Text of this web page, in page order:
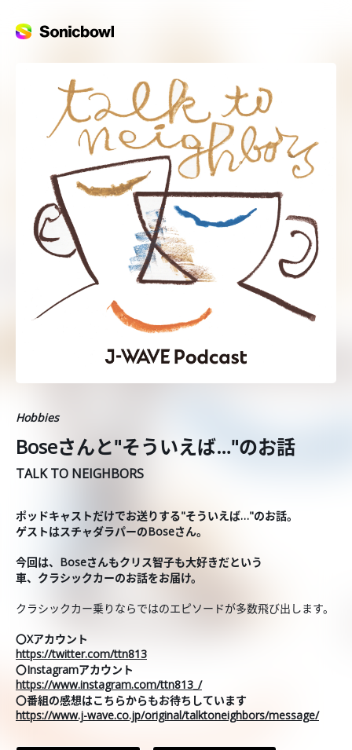
Hobbies
Boseさんと"そういえば…"のお話
TALK TO NEIGHBORS
ポッドキャストだけでお送りする"そういえば…"のお話。
ゲストはスチャダラパーのBoseさん。
今回は、Boseさんもクリス智子も大好きだという
車、クラシックカーのお話をお届け。
クラシックカー乗りならではのエピソードが多数飛び出します。
〇Xアカウント
https://twitter.com/ttn813
〇Instagramアカウント
https://www.instagram.com/ttn813_/
〇番組の感想はこちらからもお待ちしています
https://www.j-wave.co.jp/original/talktoneighbors/message/